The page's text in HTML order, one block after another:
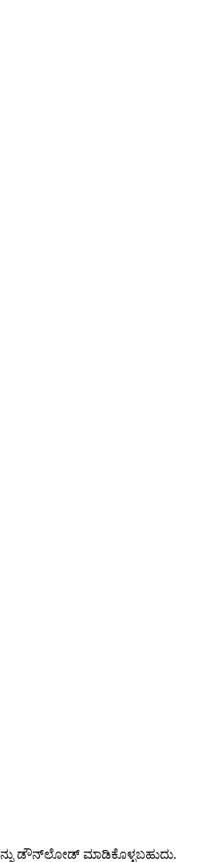
ಡೌನ್‌ಲೋಡ್ ಮಾಡಿಕೊಳ್ಳಬಹುದು.